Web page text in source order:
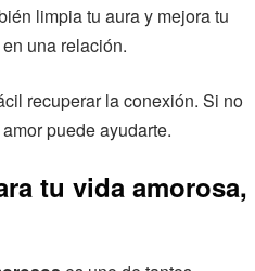
limpia tu aura y mejora tu
una relación.
recuperar la conexión. Si no
puede ayudarte.
tu vida amorosa,